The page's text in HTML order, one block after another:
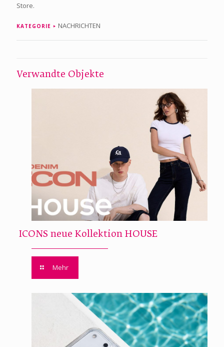
Store.
KATEGORIE NACHRICHTEN
Verwandte Objekte
ICONS neue Kollektion HOUSE
Mehr